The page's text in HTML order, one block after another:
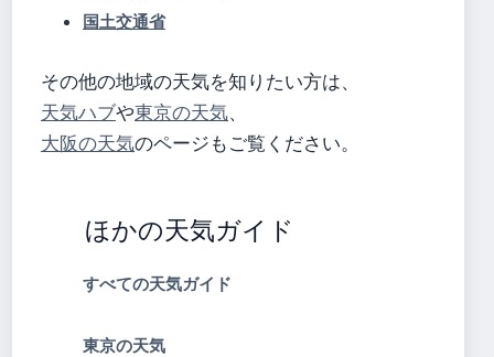
国土交通省
その他の地域の天気を知りたい方は、
天気ハブや東京の天気、
大阪の天気のページもご覧ください。
ほかの天気ガイド
すべての天気ガイド
東京の天気